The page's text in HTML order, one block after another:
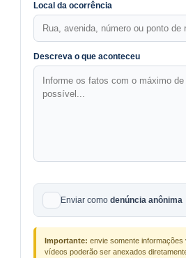
Local da ocorrência
Descreva o que aconteceu
Enviar como denúncia anônima
Importante: envie somente
vídeos poderão ser anexados